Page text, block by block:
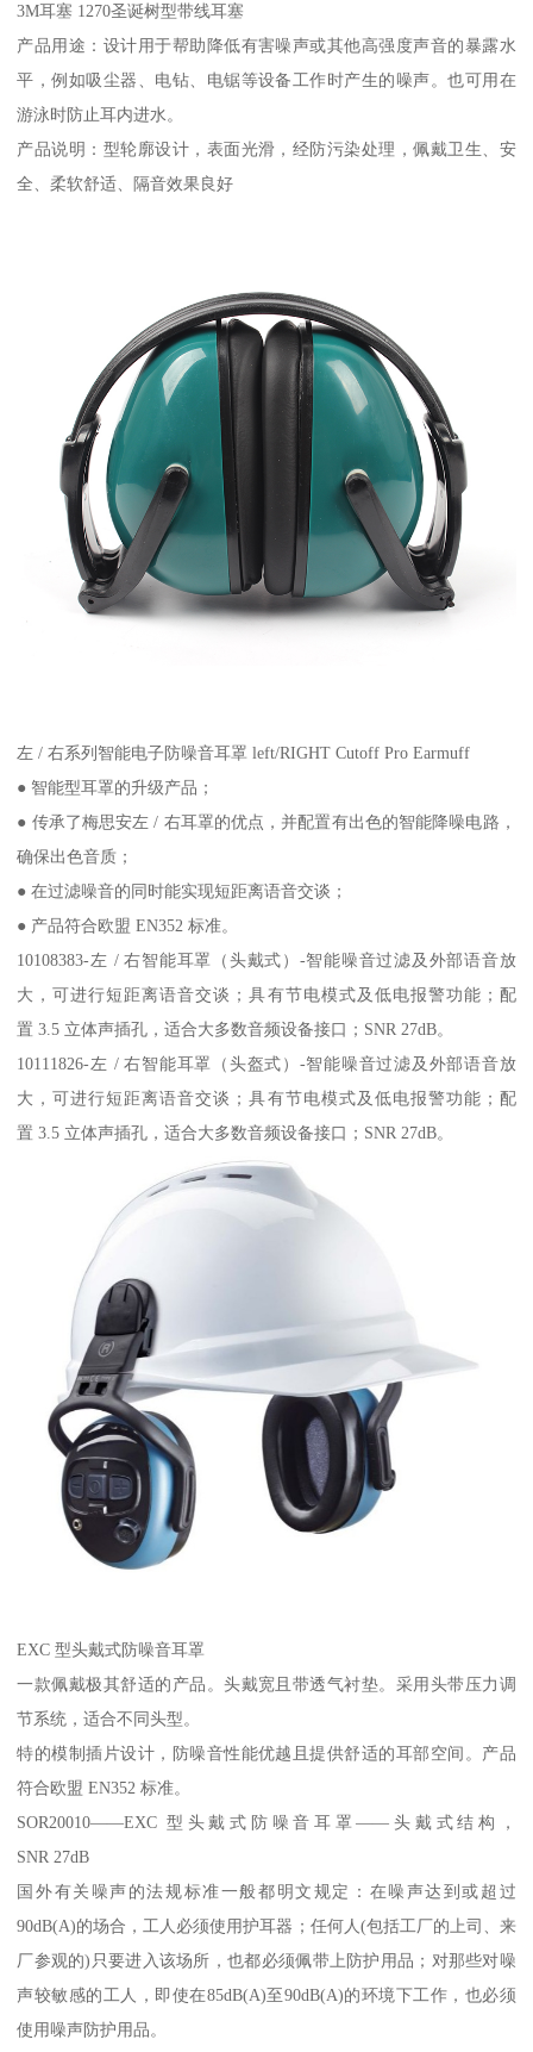
3M耳塞 1270圣诞树型带线耳塞
产品用途：设计用于帮助降低有害噪声或其他高强度声音的暴露水
平，例如吸尘器、电钻、电锯等设备工作时产生的噪声。也可用在
游泳时防止耳内进水。
产品说明：型轮廓设计，表面光滑，经防污染处理，佩戴卫生、安
全、柔软舒适、隔音效果良好
左 / 右系列智能电子防噪音耳罩 left/RIGHT Cutoff Pro Earmuff
● 智能型耳罩的升级产品；
● 传承了梅思安左 / 右耳罩的优点，并配置有出色的智能降噪电路，
确保出色音质；
● 在过滤噪音的同时能实现短距离语音交谈；
● 产品符合欧盟 EN352 标准。
10108383-左 / 右智能耳罩（头戴式）-智能噪音过滤及外部语音放
大，可进行短距离语音交谈；具有节电模式及低电报警功能；配
置 3.5 立体声插孔，适合大多数音频设备接口；SNR 27dB。
10111826-左 / 右智能耳罩（头盔式）-智能噪音过滤及外部语音放
大，可进行短距离语音交谈；具有节电模式及低电报警功能；配
置 3.5 立体声插孔，适合大多数音频设备接口；SNR 27dB。
EXC 型头戴式防噪音耳罩
一款佩戴极其舒适的产品。头戴宽且带透气衬垫。采用头带压力调
节系统，适合不同头型。
特的模制插片设计，防噪音性能优越且提供舒适的耳部空间。产品
符合欧盟 EN352 标准。
SOR20010——EXC 型头戴式防噪音耳罩——头戴式结构，
SNR 27dB
国外有关噪声的法规标准一般都明文规定：在噪声达到或超过
90dB(A)的场合，工人必须使用护耳器；任何人(包括工厂的上司、来
厂参观的)只要进入该场所，也都必须佩带上防护用品；对那些对噪
声较敏感的工人，即使在85dB(A)至90dB(A)的环境下工作，也必须
使用噪声防护用品。